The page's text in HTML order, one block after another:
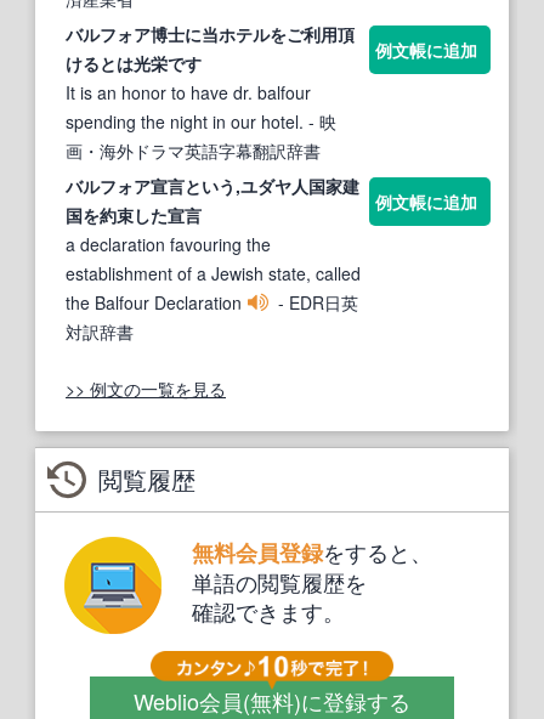
バルフォア博士に当ホテルをご利用頂
けるとは光栄です
It is an honor to have dr. balfour
spending the night in our hotel. - 映
画・海外ドラマ英語字幕翻訳辞書
例文帳に追加
バルフォア宣言という,ユダヤ人国家建
国を約束した宣言
a declaration favouring the
establishment of a Jewish state, called
the Balfour Declaration
- EDR日英
対訳辞書
例文帳に追加
>> 例文の一覧を見る
閲覧履歴
無料会員登録をすると、
単語の閲覧履歴を
確認できます。
Weblio会員(無料)に登録する